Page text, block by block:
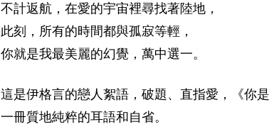
不計返航，在愛的宇宙裡尋找著陸地，
此刻，所有的時間都與孤寂等輕，
你就是我最美麗的幻覺，萬中選一。
這是伊格言的戀人絮語，破題、直指愛，《你
一冊質地純粹的耳語和自省。